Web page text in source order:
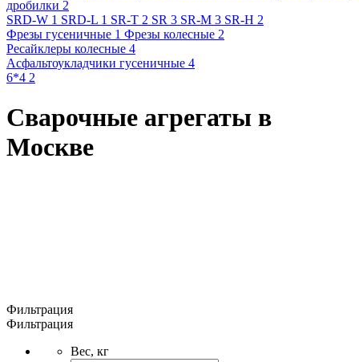
дробилки 2
SRD-W 1 SRD-L 1 SR-T 2 SR 3 SR-M 3 SR-H 2
Фрезы гусеничные 1 Фрезы колесные 2
Ресайклеры колесные 4
Асфальтоукладчики гусеничные 4
6*4 2
Сварочные агрегаты в
Москве
Фильтрация
Фильтрация
Вес, кг